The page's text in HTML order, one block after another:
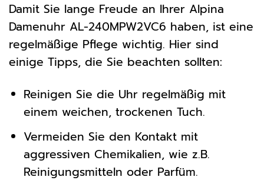
Damit Sie lange Freude an Ihrer Alpina
Damenuhr AL-240MPW2VC6 haben, ist eine
regelmäßige Pflege wichtig. Hier sind
einige Tipps, die Sie beachten sollten:
Reinigen Sie die Uhr regelmäßig mit
einem weichen, trockenen Tuch.
Vermeiden Sie den Kontakt mit
aggressiven Chemikalien, wie z.B.
Reinigungsmitteln oder Parfüm.